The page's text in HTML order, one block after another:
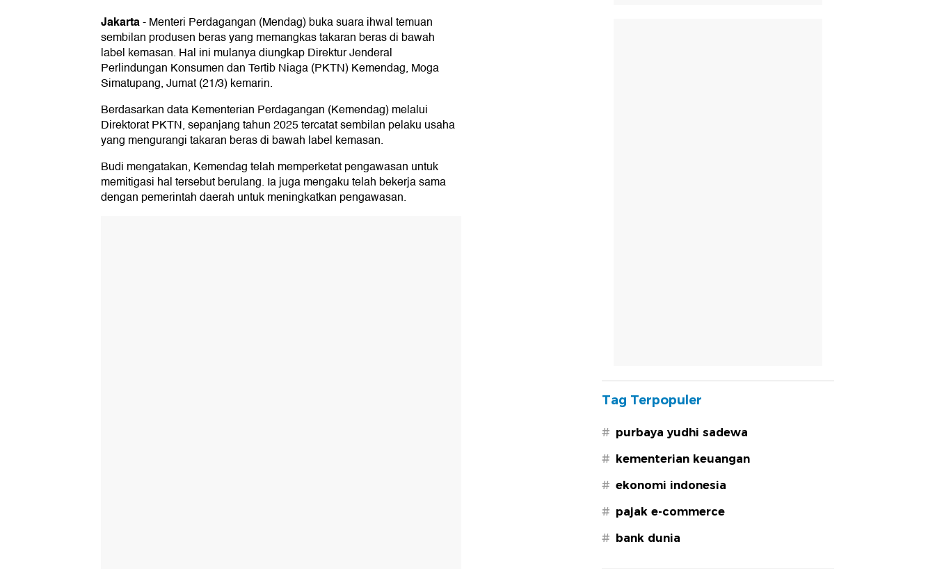
Jakarta-Menteri Perdagangan (Mendag) buka suara ihwal temuan
sembilan produsen beras yang memangkas takaran beras di bawah
label kemasan. Hal ini mulanya diungkap Direktur Jenderal
Perlindungan Konsumen dan Tertib Niaga (PKTN) Kemendag, Moga
Simatupang, Jumat (21/3) kemarin.
Berdasarkan data Kementerian Perdagangan (Kemendag) melalui
Direktorat PKTN, sepanjang tahun 2025 tercatat sembilan pelaku usaha
yang mengurangi takaran beras di bawah label kemasan.
Budi mengatakan, Kemendag telah memperketat pengawasan untuk
memitigasi hal tersebut berulang. Ia juga mengaku telah bekerja sama
dengan pemerintah daerah untuk meningkatkan pengawasan.
Tag Terpopuler
# purbaya yudhi sadewa
# kementerian keuangan
# ekonomi indonesia
# pajak e-commerce
# bank dunia